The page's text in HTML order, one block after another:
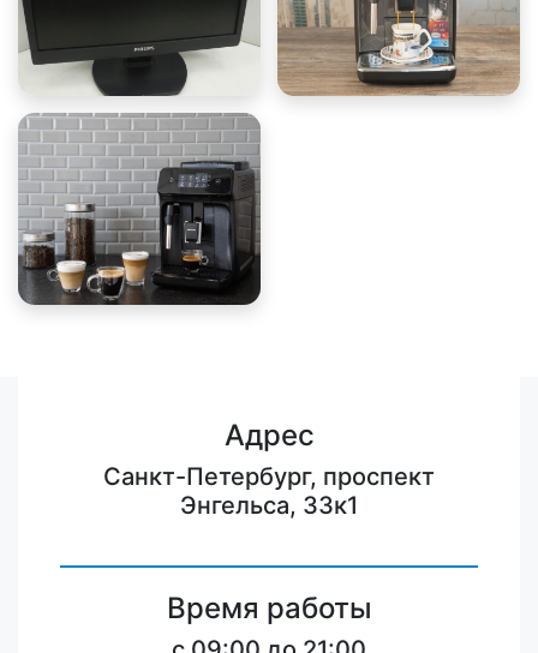
Адрес
Санкт-Петербург, проспект
Энгельса, 33к1
Время работы